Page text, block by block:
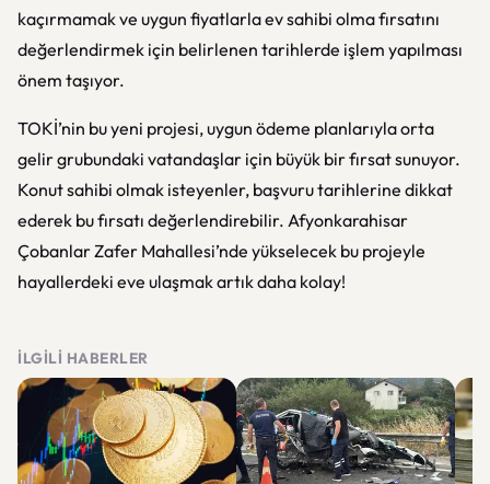
kaçırmamak ve uygun fiyatlarla ev sahibi olma fırsatını
değerlendirmek için belirlenen tarihlerde işlem yapılması
önem taşıyor.
TOKİ’nin bu yeni projesi, uygun ödeme planlarıyla orta
gelir grubundaki vatandaşlar için büyük bir fırsat sunuyor.
Konut sahibi olmak isteyenler, başvuru tarihlerine dikkat
ederek bu fırsatı değerlendirebilir. Afyonkarahisar
Çobanlar Zafer Mahallesi’nde yükselecek bu projeyle
hayallerdeki eve ulaşmak artık daha kolay!
İLGILI HABERLER